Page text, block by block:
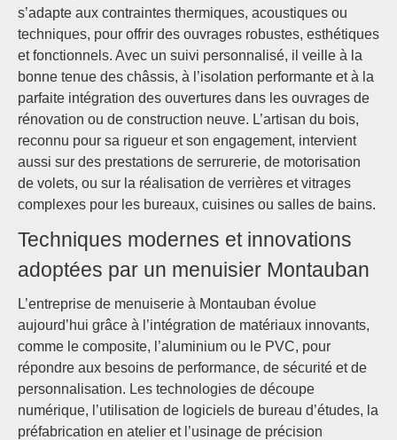
s’adapte aux contraintes thermiques, acoustiques ou
techniques, pour offrir des ouvrages robustes, esthétiques
et fonctionnels. Avec un suivi personnalisé, il veille à la
bonne tenue des châssis, à l’isolation performante et à la
parfaite intégration des ouvertures dans les ouvrages de
rénovation ou de construction neuve. L’artisan du bois,
reconnu pour sa rigueur et son engagement, intervient
aussi sur des prestations de serrurerie, de motorisation
de volets, ou sur la réalisation de verrières et vitrages
complexes pour les bureaux, cuisines ou salles de bains.
Techniques modernes et innovations
adoptées par un menuisier Montauban
L’entreprise de menuiserie à Montauban évolue
aujourd’hui grâce à l’intégration de matériaux innovants,
comme le composite, l’aluminium ou le PVC, pour
répondre aux besoins de performance, de sécurité et de
personnalisation. Les technologies de découpe
numérique, l’utilisation de logiciels de bureau d’études, la
préfabrication en atelier et l’usinage de précision